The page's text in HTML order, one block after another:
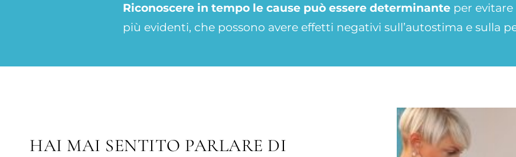
Riconoscere in tempo le cause può essere determinante per
più evidenti, che possono avere effetti negativi sull’autostima e sulla
HAI MAI SENTITO PARLARE DI